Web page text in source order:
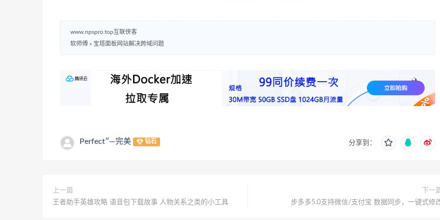
www.npspro.top互联侠客
软师傅 » 宝塔面板网站解决跨域问题
Perfect″—完美 钻石 分享到：
上一篇
王者助手英雄攻略 语音包下载故事 人物关系之类的小工具
下一
步多多5.0支持微信/支付宝 数据同步，一键式修